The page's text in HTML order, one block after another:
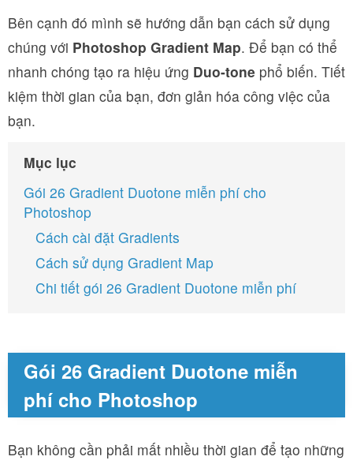
Bên cạnh đó mình sẽ hướng dẫn bạn cách sử dụng
chúng với Photoshop Gradient Map. Để bạn có thể
nhanh chóng tạo ra hiệu ứng Duo-tone phổ biến. Tiết
kiệm thời gian của bạn, đơn giản hóa công việc của
bạn.
Mục lục
Gói 26 Gradient Duotone miễn phí cho
Photoshop
Cách cài đặt Gradients
Cách sử dụng Gradient Map
Chi tiết gói 26 Gradient Duotone miễn phí
Gói 26 Gradient Duotone miễn
phí cho Photoshop
Bạn không cần phải mất nhiều thời gian để tạo những